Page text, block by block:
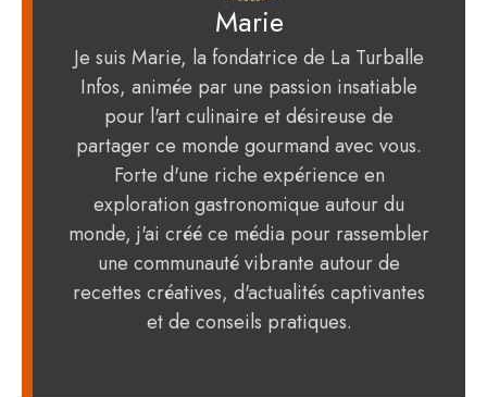
Marie
Je suis Marie, la fondatrice de La Turballe
Infos, animée par une passion insatiable
pour l'art culinaire et désireuse de
partager ce monde gourmand avec vous.
Forte d'une riche expérience en
exploration gastronomique autour du
monde, j'ai créé ce média pour rassembler
une communauté vibrante autour de
recettes créatives, d'actualités captivantes
et de conseils pratiques.